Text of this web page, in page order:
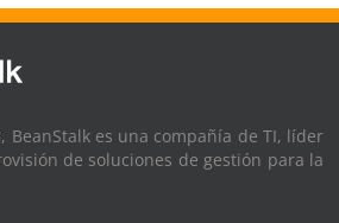
BeanStalk es una compañía de TI, líder
de soluciones de gestión para la